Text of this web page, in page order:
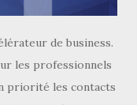
de business.
les professionnels
priorité les contacts